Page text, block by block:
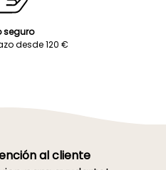
seguro
desde 120 €
al cliente